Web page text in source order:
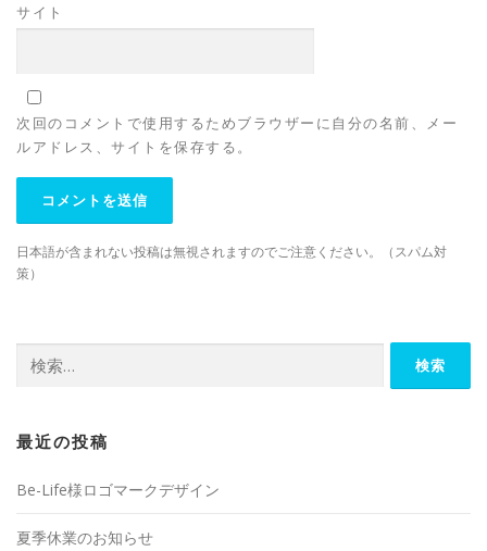
サイト
次回のコメントで使用するためブラウザーに自分の名前、メー
ルアドレス、サイトを保存する。
日本語が含まれない投稿は無視されますのでご注意ください。（スパム対
策）
索:
最近の投稿
Be-Life様ロゴマークデザイン
夏季休業のお知らせ